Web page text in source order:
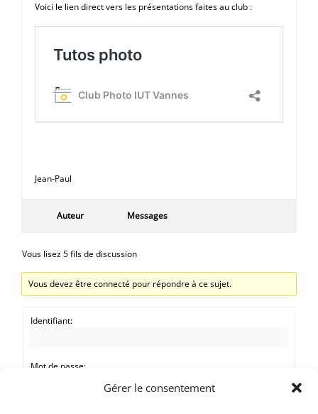
Gérer le consentement
Voici le lien direct vers les présentations faites au club :
Jean-Paul
Auteur Messages
Vous lisez 5 fils de discussion
Vous devez être connecté pour répondre à ce sujet.
Identifiant:
Mot de passe: